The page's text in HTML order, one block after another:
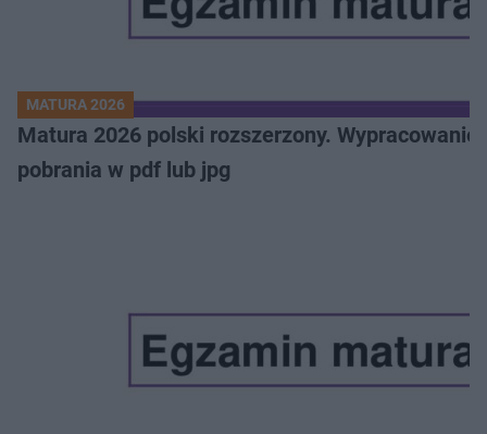
MATURA 2026
Matura 2026 polski rozszerzony.
pobrania w pdf lub jpg